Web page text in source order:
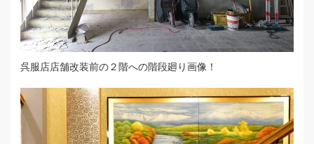
呉服店店舗改装前の２階への階段廻り画像！